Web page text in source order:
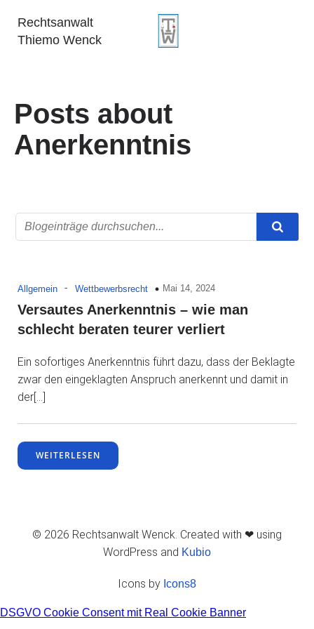
Rechtsanwalt
Thiemo Wenck
Posts about
Anerkenntnis
Allgemein - Wettbewerbsrecht Mai 14, 2024
Versautes Anerkenntnis – wie man
schlecht beraten teurer verliert
Ein sofortiges Anerkenntnis führt dazu, dass der Beklagte
zwar den eingeklagten Anspruch anerkennt und damit in
der[…]
WEITERLESEN
© 2026 Rechtsanwalt Wenck. Created with ❤ using
WordPress and Kubio
Icons by Icons8
DSGVO Cookie Consent mit Real Cookie Banner